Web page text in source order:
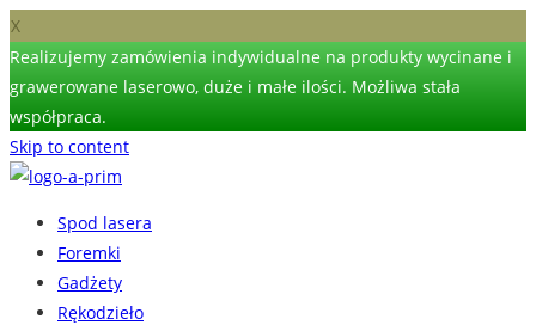
X
Realizujemy zamówienia indywidualne na produkty wycinane i
grawerowane laserowo, duże i małe ilości. Możliwa stała
współpraca.
Skip to content
Spod lasera
Foremki
Gadżety
Rękodzieło